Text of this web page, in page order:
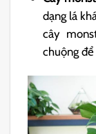
dạng lá
cây
chuộng